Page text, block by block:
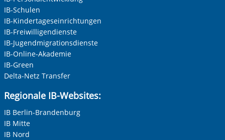
Vorherige Folie anzeigen
IB-Schulen
IB-Kindertageseinrichtungen
IB-Freiwilligendienste
IB-Jugendmigrationsdienste
IB-Online-Akademie
IB-Green
Delta-Netz Transfer
Regionale IB-Websites:
IB Berlin-Brandenburg
IB Mitte
IB Nord